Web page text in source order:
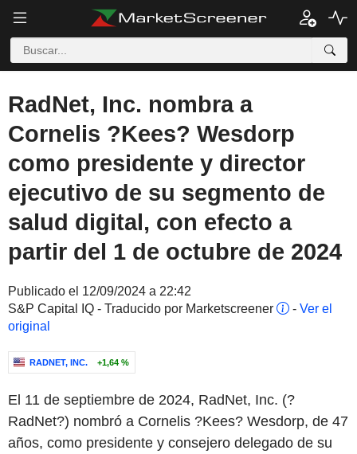
RadNet, Inc. nombra a
Cornelis ?Kees? Wesdorp
como presidente y director
ejecutivo de su segmento de
salud digital, con efecto a
partir del 1 de octubre de 2024
Publicado el 12/09/2024 a 22:42
S&P Capital IQ - Traducido por Marketscreener
- Ver el
original
RADNET, INC. +1,64 %
El 11 de septiembre de 2024, RadNet, Inc. (?
RadNet?) nombró a Cornelis ?Kees? Wesdorp, de 47
años, como presidente y consejero delegado de su